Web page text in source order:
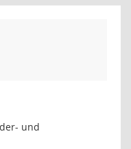
und